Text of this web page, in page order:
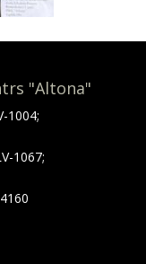
"Altona"
1004;
1067;